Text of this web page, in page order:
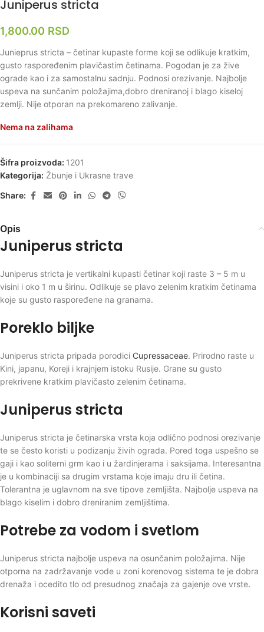
Juniperus stricta
1,800.00 RSD
Junieprus stricta – četinar kupaste forme koji se odlikuje kratkim,
gusto raspoređenim plavičastim četinama. Pogodan je za žive
ograde kao i za samostalnu sadnju. Podnosi orezivanje. Najbolje
uspeva na sunčanim položajima,dobro dreniranoj i blago kiseloj
zemlji. Nije otporan na prekomareno zalivanje.
Nema na zalihama
Šifra proizvoda: 1201
Kategorija: Žbunje i Ukrasne trave
Share:
Opis
Juniperus stricta
Juniperus stricta je vertikalni kupasti četinar koji raste 3 – 5 m u
visini i oko 1 m u širinu. Odlikuje se plavo zelenim kratkim četinama
koje su gusto raspoređene na granama.
Poreklo biljke
Juniperus stricta pripada porodici Cupressaceae. Prirodno raste u
Kini, japanu, Koreji i krajnjem istoku Rusije. Grane su gusto
prekrivene kratkim plavičasto zelenim četinama.
Juniperus stricta
Juniperus stricta je četinarska vrsta koja odlično podnosi orezivanje
te se često koristi u podizanju živih ograda. Pored toga uspešno se
gaji i kao soliterni grm kao i u žardinjerama i saksijama. Interesantna
je u kombinaciji sa drugim vrstama koje imaju dru ili četina.
Tolerantna je uglavnom na sve tipove zemljišta. Najbolje uspeva na
blago kiselim i dobro dreniranim zemljištima.
Potrebe za vodom i svetlom
Juniperus stricta najbolje uspeva na osunčanim položajima. Nije
otporna na zadržavanje vode u zoni korenovog sistema te je dobra
drenaža i ocedito tlo od presudnog značaja za gajenje ove vrste.
Korisni saveti